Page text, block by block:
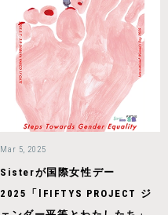
Mar 5, 2025
Sisterが国際女性デー
2025「lFIFTYS PROJECT ジ